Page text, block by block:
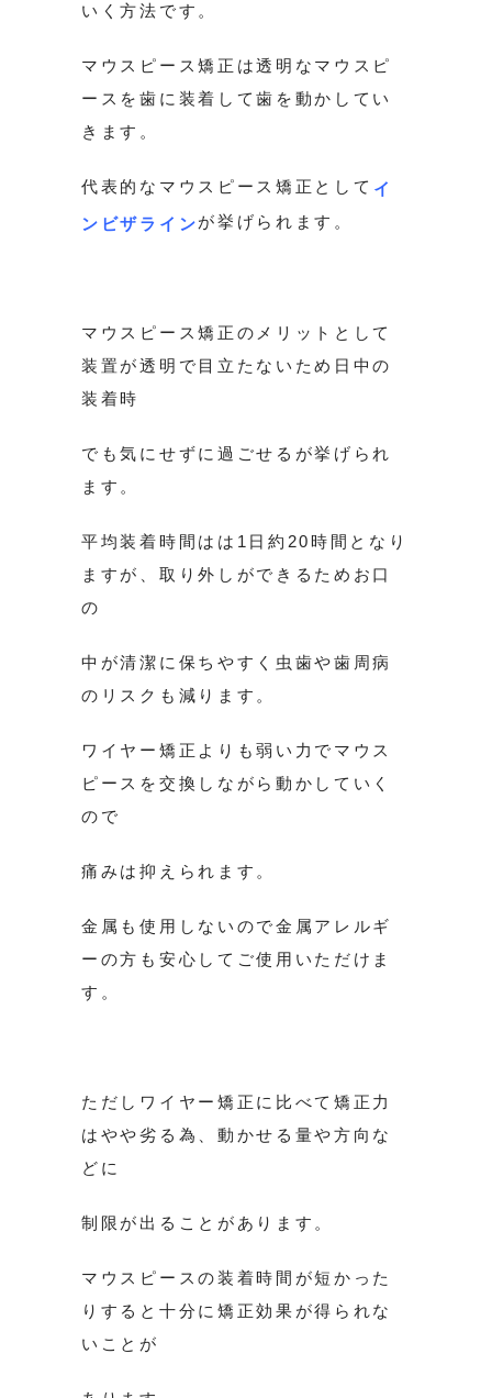
いく方法です。
マウスピース矯正は透明なマウスピ
ースを歯に装着して歯を動かしてい
きます。
代表的なマウスピース矯正として イ
ンビザラインが挙げられます。
マウスピース矯正のメリットとして
装置が透明で目立たないため日中の
装着時
でも気にせずに過ごせるが挙げられ
ます。
平均装着時間はは1日約20時間となり
ますが、取り外しができるためお口
の
中が清潔に保ちやすく虫歯や歯周病
のリスクも減ります。
ワイヤー矯正よりも弱い力でマウス
ピースを交換しながら動かしていく
ので
痛みは抑えられます。
金属も使用しないので金属アレルギ
ーの方も安心してご使用いただけま
す。
ただしワイヤー矯正に比べて矯正力
はやや劣る為、動かせる量や方向な
どに
制限が出ることがあります。
マウスピースの装着時間が短かった
りすると十分に矯正効果が得られな
いことが